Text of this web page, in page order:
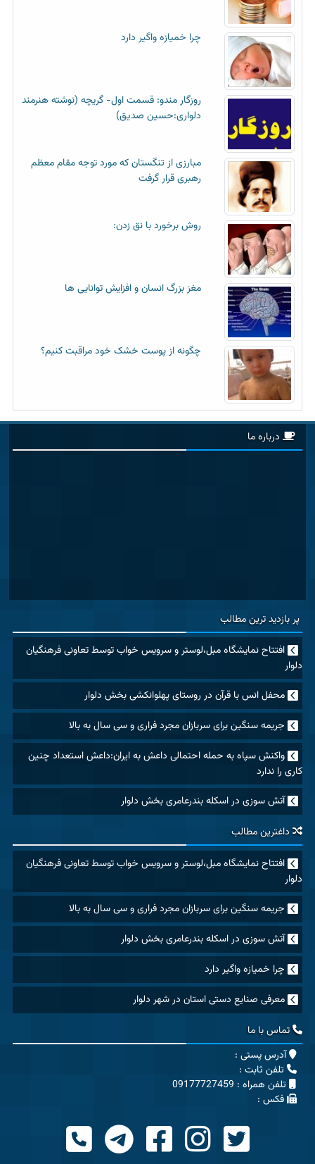
چرا خمیازه واگیر دارد
روزگار مندو: قسمت اول- گریچه (نوشته هنرمند
دلواری:حسین صدیق)
مبارزی از تنگستان که مورد توجه مقام معظم
رهبری قرار گرفت
روش برخورد با نق زدن:
مغز بزرگ انسان و افزایش توانایی ها
چگونه از پوست خشک خود مراقبت کنیم؟
درباره ما
پر بازدید ترین مطالب
افتتاح نمایشگاه مبل،لوستر و سرویس خواب توسط تعاونی فرهنگیان
دلوار
محفل انس با قرآن در روستای پهلوانکشی بخش دلوار
جریمه سنگین برای سربازان مجرد فراری و سی سال به بالا
واکنش سپاه به حمله احتمالی داعش به ایران:داعش استعداد چنین
کاری را ندارد
آتش سوزی در اسکله بندرعامری بخش دلوار
داغترین مطالب
افتتاح نمایشگاه مبل،لوستر و سرویس خواب توسط تعاونی فرهنگیان
دلوار
جریمه سنگین برای سربازان مجرد فراری و سی سال به بالا
آتش سوزی در اسکله بندرعامری بخش دلوار
چرا خمیازه واگیر دارد
معرفی صنایع دستی استان در شهر دلوار
تماس با ما
آدرس پستی :
تلفن ثابت :
تلفن همراه : 09177727459
فکس :